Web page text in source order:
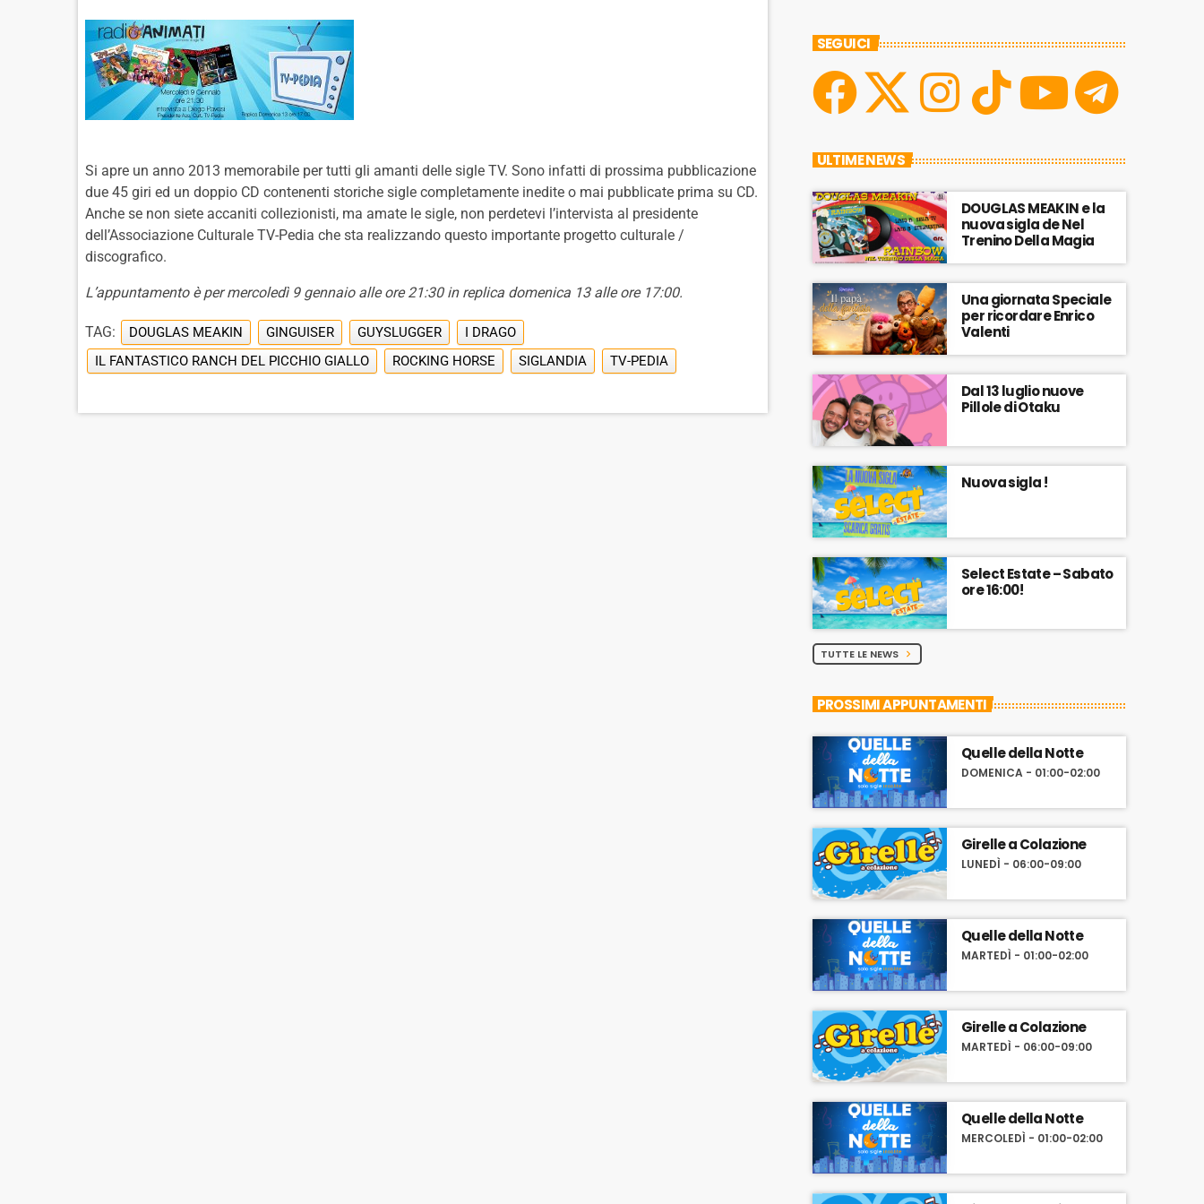
Si apre un anno 2013 memorabile per tutti gli amanti delle sigle TV. Sono infatti di prossima pubblicazione
due 45 giri ed un doppio CD contenenti storiche sigle completamente inedite o mai pubblicate prima su CD.
Anche se non siete accaniti collezionisti, ma amate le sigle, non perdetevi l’intervista al presidente
dell’Associazione Culturale TV-Pedia che sta realizzando questo importante progetto culturale /
discografico.
L’appuntamento è per mercoledì 9 gennaio alle ore 21:30 in replica domenica 13 alle ore 17:00.
TAG: DOUGLAS MEAKIN GINGUISER GUYSLUGGER
I DRAGO
IL FANTASTICO RANCH DEL PICCHIO GIALLO
ROCKING HORSE SIGLANDIA TV-PEDIA
SEGUICI
ULTIME NEWS
DOUGLAS MEAKIN e la
nuova sigla de Nel
Trenino Della Magia
Una giornata Speciale
per ricordare Enrico
Valenti
Dal 13 luglio nuove
Pillole di Otaku
Nuova sigla !
Select Estate – Sabato
ore 16:00!
TUTTE LE NEWS chevron_right
PROSSIMI APPUNTAMENTI
Quelle della Notte
DOMENICA - 01:00-02:00
Girelle a Colazione
LUNEDÌ - 06:00-09:00
Quelle della Notte
MARTEDÌ - 01:00-02:00
Girelle a Colazione
MARTEDÌ - 06:00-09:00
Quelle della Notte
MERCOLEDÌ - 01:00-02:00